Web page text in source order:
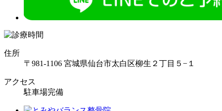
住所
〒981-1106 宮城県仙台市太白区柳生２丁目５−１
アクセス
駐車場完備